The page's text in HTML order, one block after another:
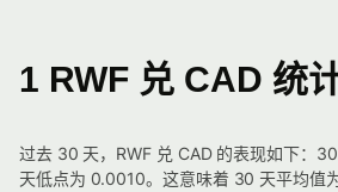
1 RWF 兑 CAD 统
过去 30 天，RWF 兑 CAD 的表现如下：
天低点为 0.0010。这意味着 30 天平均值